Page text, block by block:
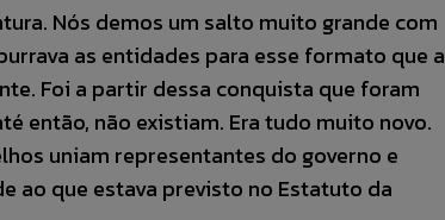
Nós demos um salto muito grande com
as entidades para esse formato que a
Foi a partir dessa conquista que foram
então, não existiam. Era tudo muito novo.
uniam representantes do governo e
ao que estava previsto no Estatuto da